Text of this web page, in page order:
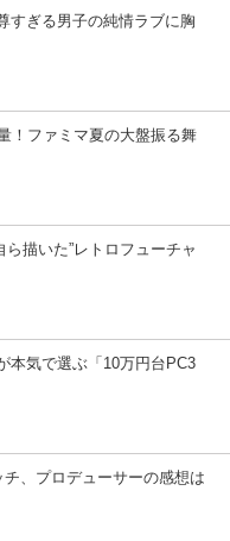
すぎる男子の純情ラブに胸
！ファミマ夏の大盤振る舞
描いた”レトロフューチャ
本気で選ぶ「10万円台PC3
チ、プロデューサーの感想は